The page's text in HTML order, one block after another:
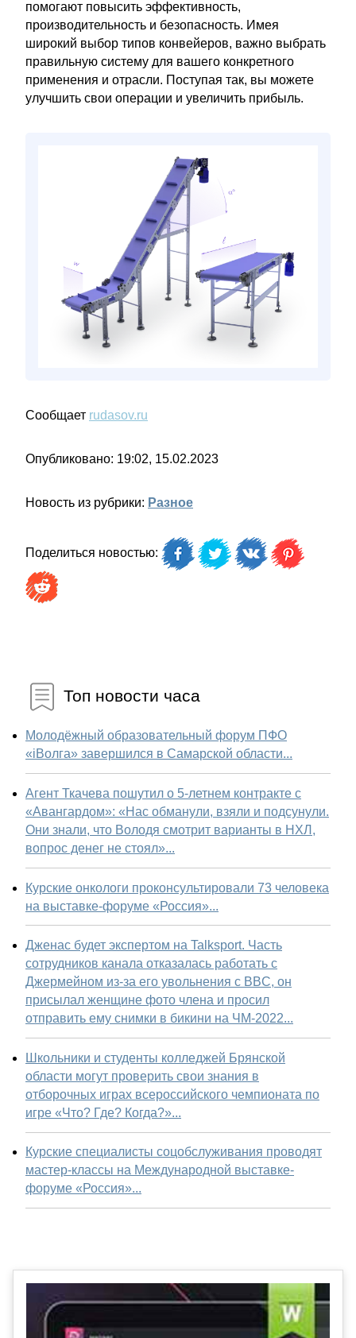
помогают повысить эффективность,
производительность и безопасность. Имея
широкий выбор типов конвейеров, важно выбрать
правильную систему для вашего конкретного
применения и отрасли. Поступая так, вы можете
улучшить свои операции и увеличить прибыль.
Сообщает rudasov.ru
Опубликовано: 19:02, 15.02.2023
Новость из рубрики: Разное
Поделиться новостью:
Топ новости часа
Молодёжный образовательный форум ПФО
«iВолга» завершился в Самарской области...
Агент Ткачева пошутил о 5-летнем контракте с
«Авангардом»: «Нас обманули, взяли и подсунули.
Они знали, что Володя смотрит варианты в НХЛ,
вопрос денег не стоял»...
Курские онкологи проконсультировали 73 человека
на выставке-форуме «Россия»...
Дженас будет экспертом на Talksport. Часть
сотрудников канала отказалась работать с
Джермейном из-за его увольнения с BBC, он
присылал женщине фото члена и просил
отправить ему снимки в бикини на ЧМ-2022...
Школьники и студенты колледжей Брянской
области могут проверить свои знания в
отборочных играх всероссийского чемпионата по
игре «Что? Где? Когда?»...
Курские специалисты соцобслуживания проводят
мастер-классы на Международной выставке-
форуме «Россия»...